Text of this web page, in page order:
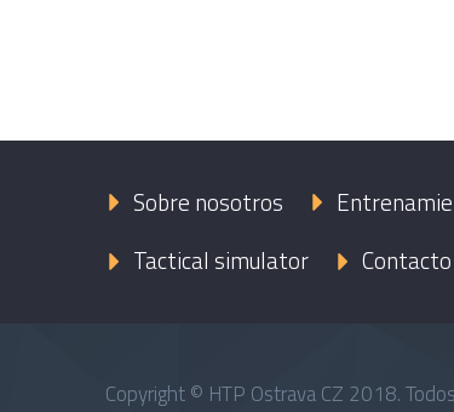
Sobre nosotros
Tactical simulator
Contacto
Copyright © HTP Ostrava CZ 2018.